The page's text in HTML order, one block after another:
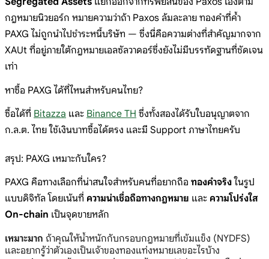
กฎหมายนิวยอร์ก หมายความว่าถ้า Paxos ล้มละลาย ทองคำที่ค้ำ
PAXG ไม่ถูกนำไปชำระหนี้บริษัท — ซึ่งนี่คือความต่างที่สำคัญมากจาก
XAUt ที่อยู่ภายใต้กฎหมายเอลซัลวาดอร์ซึ่งยังไม่มีบรรทัดฐานที่ชัดเจน
เท่า
หาซื้อ PAXG ได้ที่ไหนสำหรับคนไทย?
ซื้อได้ที่ Bitazza และ Binance TH ซึ่งทั้งสองได้รับใบอนุญาตจาก
ก.ล.ต. ไทย ใช้เงินบาทซื้อได้ตรง และมี Support ภาษาไทยครับ
สรุป: PAXG เหมาะกับใคร?
PAXG คือทางเลือกที่น่าสนใจสำหรับคนที่อยากถือ ทองคำจริง ในรูป
แบบดิจิทัล โดยเน้นที่ ความน่าเชื่อถือทางกฎหมาย และ ความโปร่งใส
On-chain เป็นจุดขายหลัก
เหมาะมาก ถ้าคุณให้น้ำหนักกับกรอบกฎหมายที่เข้มแข็ง (NYDFS)
และอยากรู้ว่าตัวเองเป็นเจ้าของทองแท่งหมายเลขอะไรบ้าง